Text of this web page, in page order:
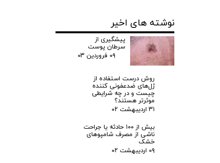
نوشته های اخیر
پیشگیری از
سرطان پوست
۰۹ فروردین ۰۳
روش درست استفاده از
ژل‌های ضدعفونی کننده
چیست و در چه شرایطی
موثرتر هستند؟
۳۱ اردیبهشت ۰۲
بیش از ۱۰۰ حادثه یا جراحت
ناشی از مصرف شامپوهای
خشک
۰۹ اردیبهشت ۰۲